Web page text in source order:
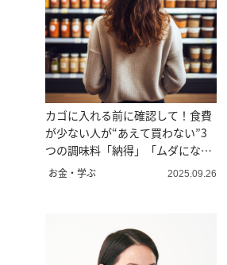
カゴに入れる前に確認して！食費
が少ない人が“あえて買わない”3
つの調味料「納得」「ムダになっ
てた」
お金・学ぶ 2025.09.26